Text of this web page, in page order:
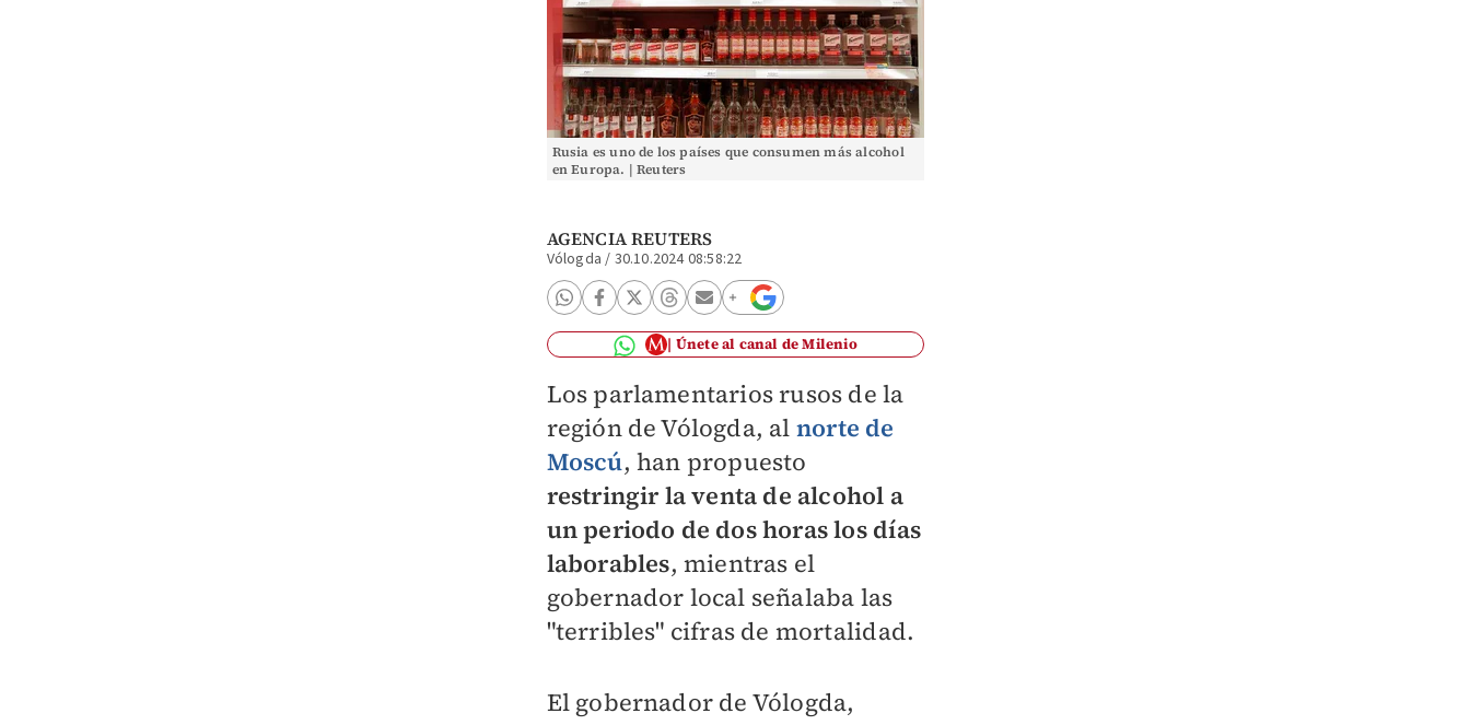
Rusia es uno de los países que consumen más alcohol
en Europa. | Reuters
AGENCIA REUTERS
Vólogda / 30.10.2024 08:58:22
Únete al canal de Milenio
Los parlamentarios rusos de la
región de Vólogda, al norte de
Moscú, han propuesto
restringir la venta de alcohol a
un periodo de dos horas los días
laborables, mientras el
gobernador local señalaba las
"terribles" cifras de mortalidad.
El gobernador de Vólogda,